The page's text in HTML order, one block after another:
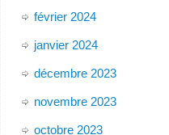
février 2024
janvier 2024
décembre 2023
novembre 2023
octobre 2023